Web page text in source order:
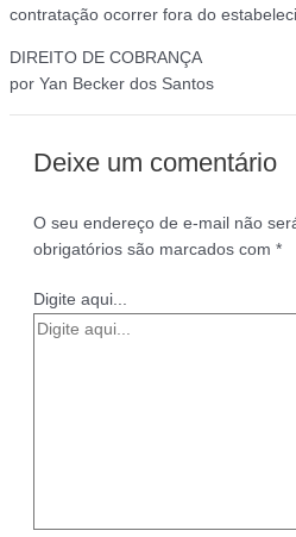
contratação ocorrer fora do
DIREITO DE COBRANÇA
por Yan Becker dos Santos
Deixe um comentário
O seu endereço de e-mail não
obrigatórios são marcados com *
Digite aqui...